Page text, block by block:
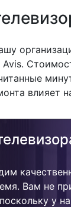
влияет
Вам не
у